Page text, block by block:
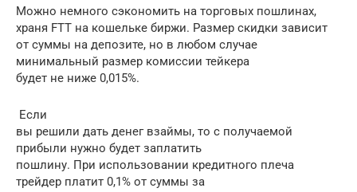
Можно немного сэкономить на торговых пошлинах,
храня FTT на кошельке биржи. Размер скидки зависит
от суммы на депозите, но в любом случае
минимальный размер комиссии тейкера
будет не ниже 0,015%.
Если
вы решили дать денег взаймы, то с получаемой
прибыли нужно будет заплатить
пошлину. При использовании кредитного плеча
трейдер платит 0,1% от суммы за